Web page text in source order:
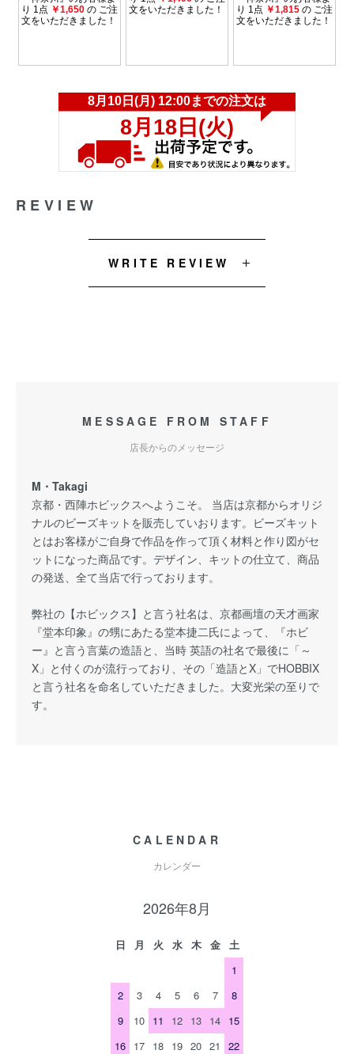
REVIEW
WRITE REVIEW
MESSAGE FROM STAFF
店長からのメッセージ
M・Takagi
京都・西陣ホビックスへようこそ。 当店は京都からオリジ
ナルのビーズキットを販売していおります。ビーズキット
とはお客様がご自身で作品を作って頂く材料と作り図がセ
ットになった商品です。デザイン、キットの仕立て、商品
の発送、全て当店で行っております。
弊社の【ホビックス】と言う社名は、京都画壇の天才画家
『堂本印象』の甥にあたる堂本捷二氏によって、『ホビ
ー』と言う言葉の造語と、当時 英語の社名で最後に「～
X」と付くのが流行っており、その「造語とX」でHOBBIX
と言う社名を命名していただきました。大変光栄の至りで
す。
CALENDAR
カレンダー
2026年8月
日 月 火 水 木 金
土
1
2
3 4 5 6 7
8
9
10 11 12 13 14 15
16 17 18 19 20 21
22